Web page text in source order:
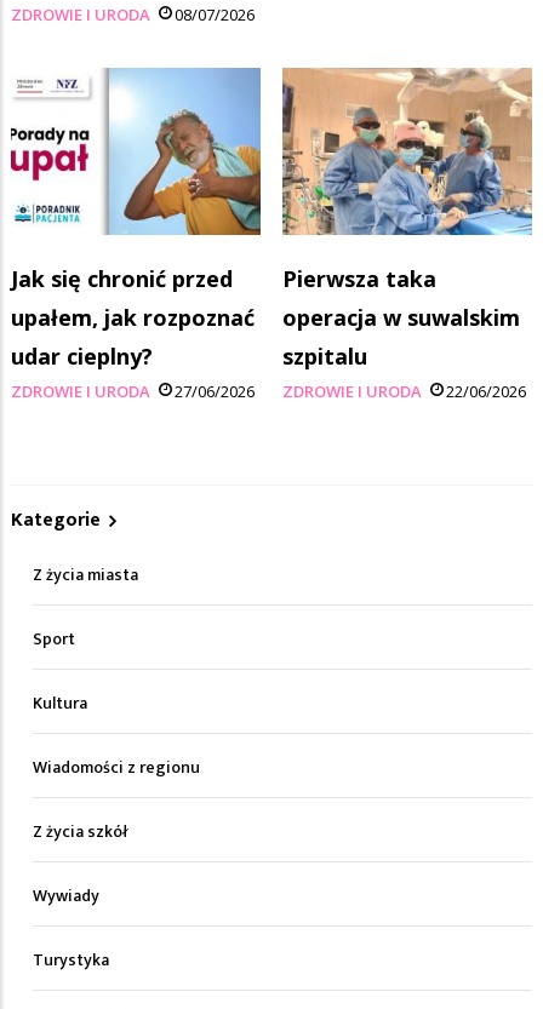
ZDROWIE I URODA 08/07/2026
Jak się chronić przed
upałem, jak rozpoznać
udar cieplny?
ZDROWIE I URODA 27/06/2026
Pierwsza taka
operacja w suwalskim
szpitalu
ZDROWIE I URODA 22/06/2026
Kategorie
Z życia miasta
Sport
Kultura
Wiadomości z regionu
Z życia szkół
Wywiady
Turystyka